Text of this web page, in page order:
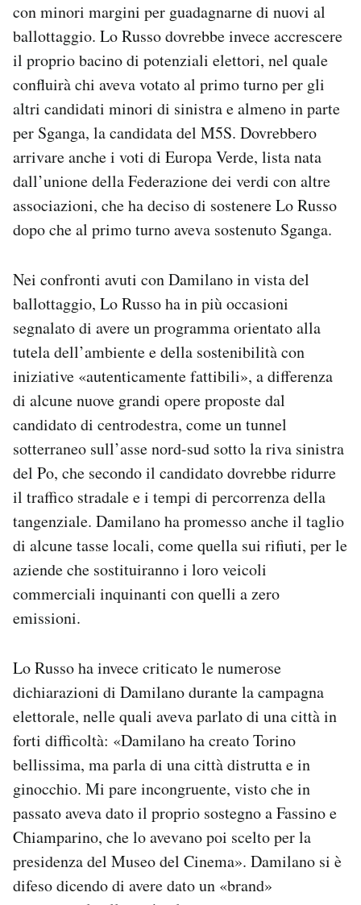
con minori margini per guadagnarne di nuovi al
ballottaggio. Lo Russo dovrebbe invece accrescere
il proprio bacino di potenziali elettori, nel quale
confluirà chi aveva votato al primo turno per gli
altri candidati minori di sinistra e almeno in parte
per Sganga, la candidata del M5S. Dovrebbero
arrivare anche i voti di Europa Verde, lista nata
dall’unione della Federazione dei verdi con altre
associazioni, che ha deciso di sostenere Lo Russo
dopo che al primo turno aveva sostenuto Sganga.
Nei confronti avuti con Damilano in vista del
ballottaggio, Lo Russo ha in più occasioni
segnalato di avere un programma orientato alla
tutela dell’ambiente e della sostenibilità con
iniziative «autenticamente fattibili», a differenza
di alcune nuove grandi opere proposte dal
candidato di centrodestra, come un tunnel
sotterraneo sull’asse nord-sud sotto la riva sinistra
del Po, che secondo il candidato dovrebbe ridurre
il traffico stradale e i tempi di percorrenza della
tangenziale. Damilano ha promesso anche il taglio
di alcune tasse locali, come quella sui rifiuti, per le
aziende che sostituiranno i loro veicoli
commerciali inquinanti con quelli a zero
emissioni.
Lo Russo ha invece criticato le numerose
dichiarazioni di Damilano durante la campagna
elettorale, nelle quali aveva parlato di una città in
forti difficoltà: «Damilano ha creato Torino
bellissima, ma parla di una città distrutta e in
ginocchio. Mi pare incongruente, visto che in
passato aveva dato il proprio sostegno a Fassino e
Chiamparino, che lo avevano poi scelto per la
presidenza del Museo del Cinema». Damilano si è
difeso dicendo di avere dato un «brand»